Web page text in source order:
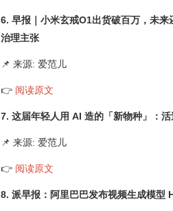
6. 早报｜小米玄戒O1出货破百万，未
治理主张
📌 来源: 爱范儿
👉 阅读原文
7. 这届年轻人用 AI 造的「新物种」：
📌 来源: 爱范儿
👉 阅读原文
8. 派早报：阿里巴巴发布视频生成模型